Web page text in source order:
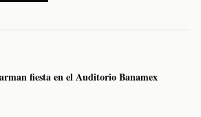
fiesta en el Auditorio Banamex